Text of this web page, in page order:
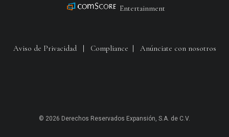
Entertainment
Aviso de Privacidad | Compliance | Anúnciate con nosotros
© 2026 Derechos Reservados Expansión, S.A. de C.V.